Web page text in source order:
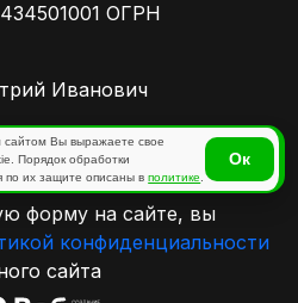
ОГРН
Иванович
форму на сайте, вы
конфиденциальности
сайта
сайтом Вы выражаете свое
Порядок обработки
по их защите описаны вполитике
Ок